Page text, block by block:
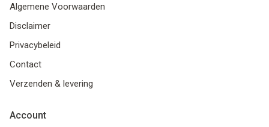
Algemene Voorwaarden
Disclaimer
Privacybeleid
Contact
Verzenden & levering
Account